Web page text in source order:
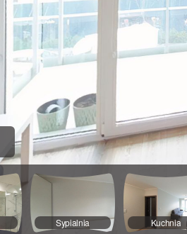
Sypialnia Kuchnia